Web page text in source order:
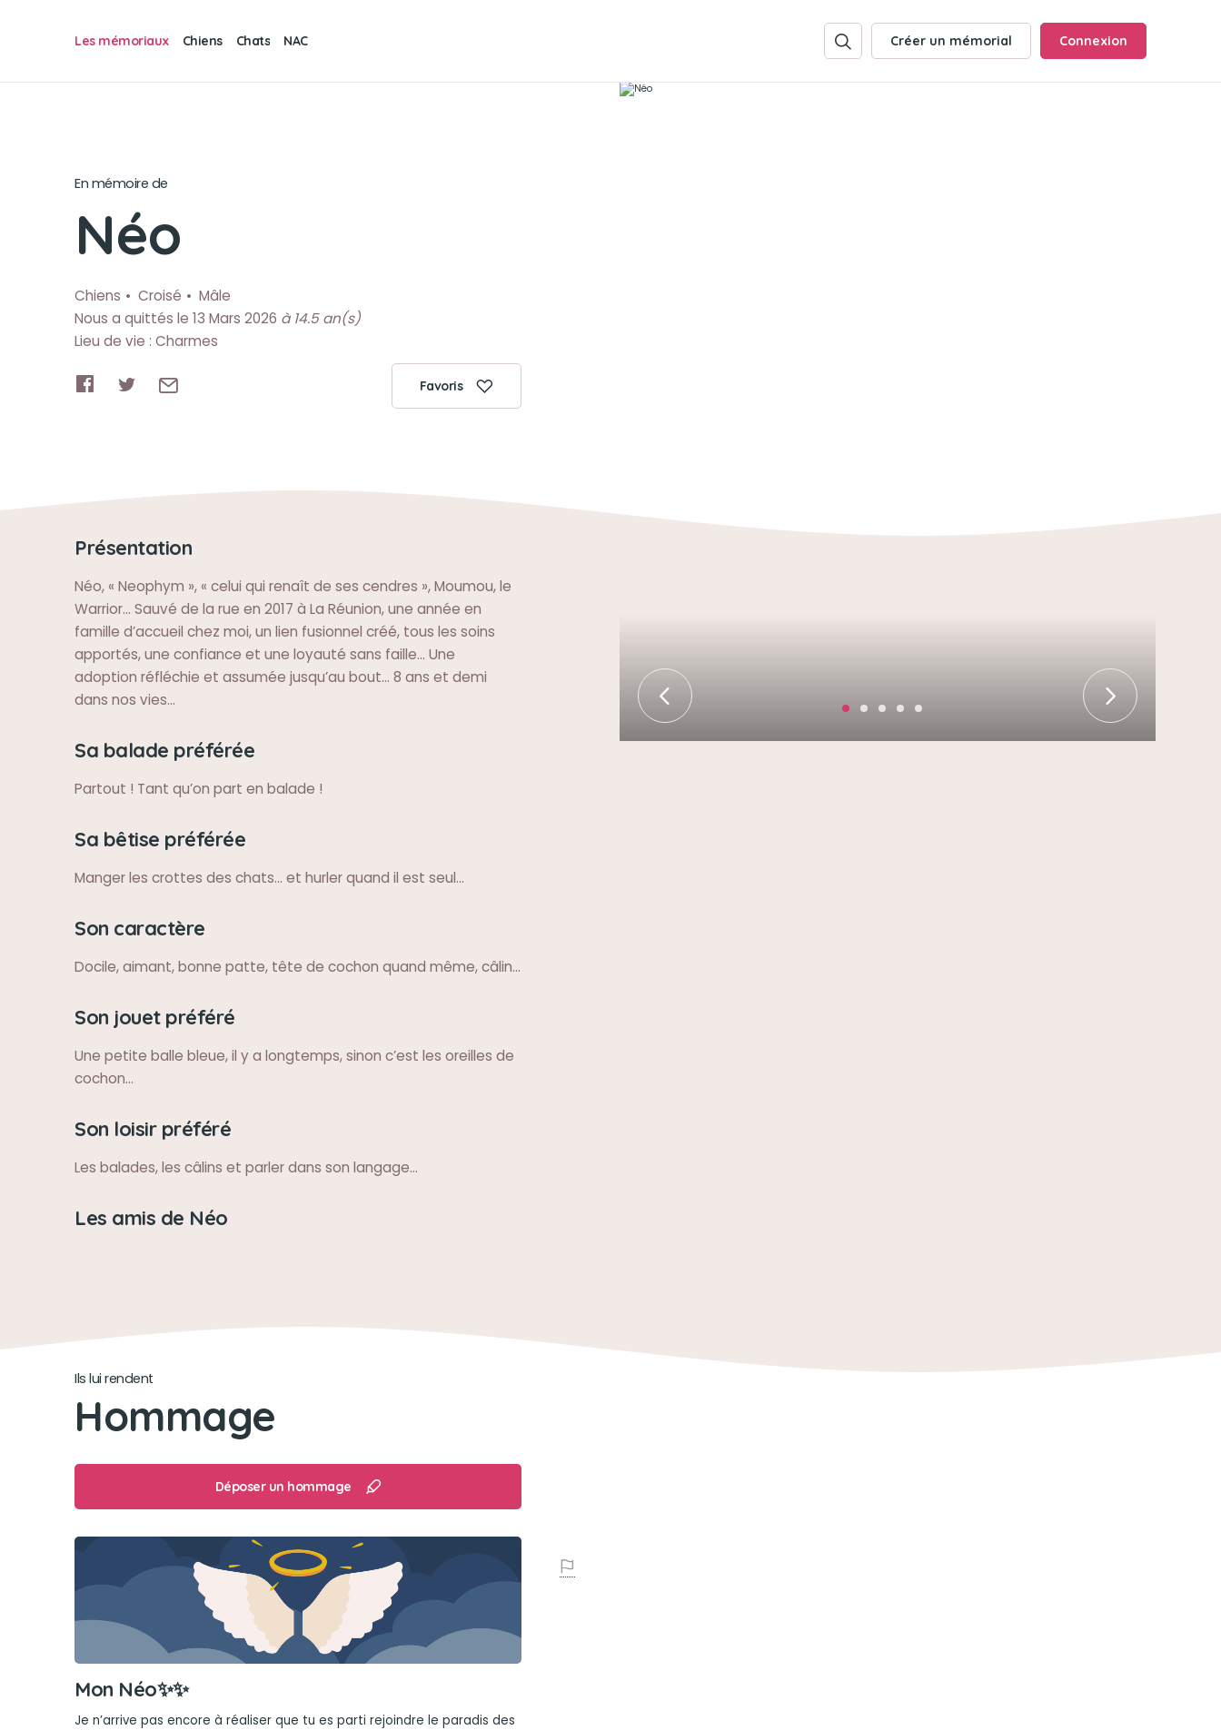
Les mémoriaux Chiens Chats NAC Créer un mémorial Connexion
En mémoire de
Néo
Chiens Croisé
Mâle
Nous a quittés le 13 Mars 2026 à 14.5 an(s)
Lieu de vie : Charmes
Favoris
Présentation
Néo, « Neophym », « celui qui renaît de ses cendres », Moumou, le
Warrior… Sauvé de la rue en 2017 à La Réunion, une année en
famille d’accueil chez moi, un lien fusionnel créé, tous les soins
apportés, une confiance et une loyauté sans faille… Une
adoption réfléchie et assumée jusqu’au bout… 8 ans et demi
dans nos vies…
Sa balade préférée
Partout ! Tant qu’on part en balade !
Sa bêtise préférée
Manger les crottes des chats… et hurler quand il est seul…
Son caractère
Docile, aimant, bonne patte, tête de cochon quand même, câlin…
Son jouet préféré
Une petite balle bleue, il y a longtemps, sinon c’est les oreilles de
cochon…
Son loisir préféré
Les balades, les câlins et parler dans son langage…
Les amis de Néo
Ils lui rendent
Hommage
Déposer un hommage
Mon Néo✨✨
Je n’arrive pas encore à réaliser que tu es parti rejoindre le paradis des